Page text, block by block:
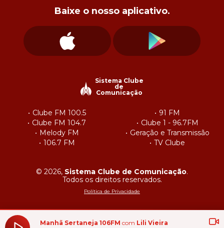
Baixe o nosso aplicativo.
Sistema Clube
de
Comunicação
Clube FM 100.5
Clube FM 104.7
Melody FM
106.7 FM
91 FM
Clube 1 - 96.7FM
Geração e Transmissão
TV Clube
© 2026, Sistema Clube de Comunicação.
Todos os direitos reservados.
Política de Privacidade
Manhã Sertaneja 106FM com Lili Vieira